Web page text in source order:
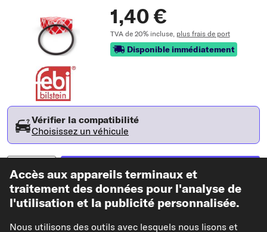
1,40 €
TVA de 20% incluse, plus frais de port
Disponible immédiatement
Vérifier la compatibilité
Choisissez un véhicule
Ajouter au panier
Dans mes favoris
Accès aux appareils terminaux et
traitement des données pour l'analyse de
l'utilisation et la publicité personnalisée.
Nous utilisons des outils avec lesquels nous lisons et